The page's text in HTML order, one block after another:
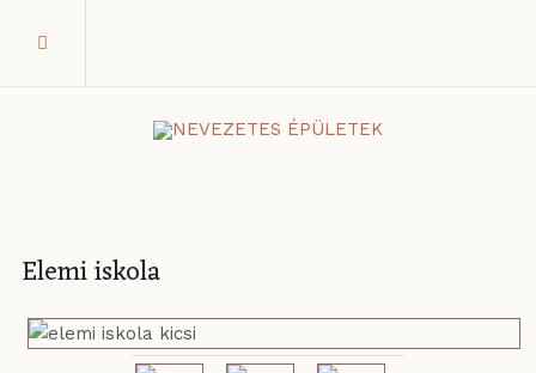
Elemi iskola